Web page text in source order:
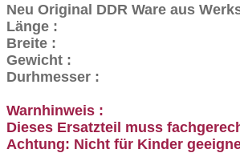
Neu Original DDR Ware aus
Länge :
Breite :
Gewicht :
Durhmesser :
Warnhinweis :
Dieses Ersatzteil muss
Achtung: Nicht für Kinder